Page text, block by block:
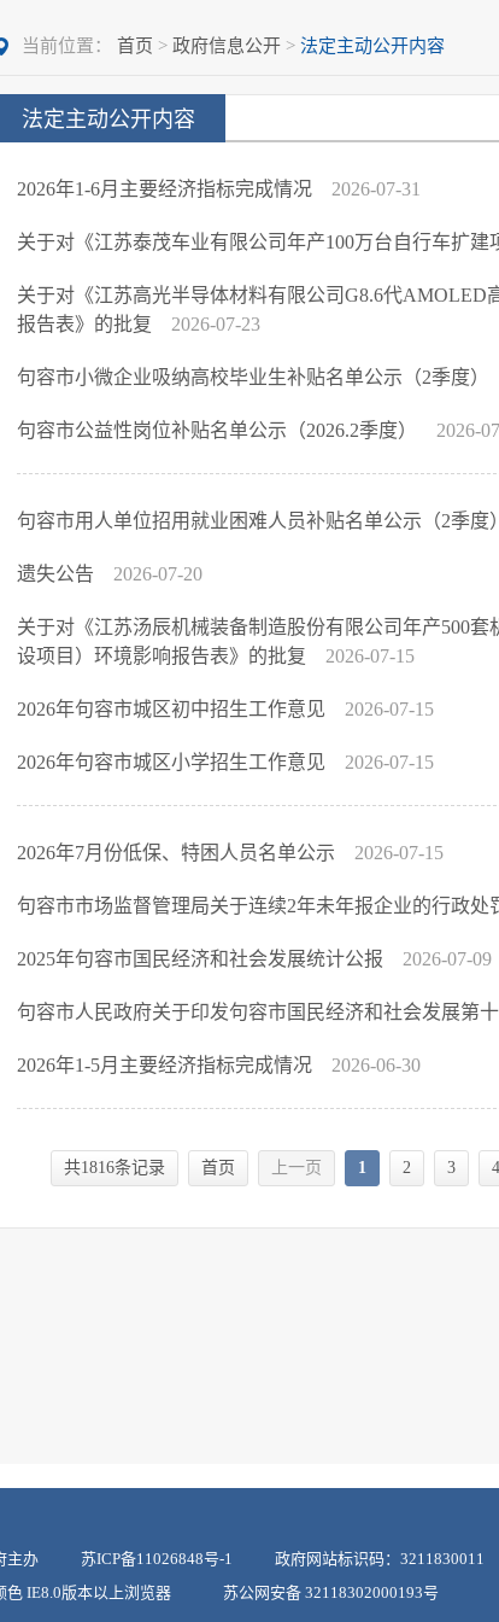
当前位置： 首页 > 政府信息公开> 法定主动公开内容
法定主动公开内容
2026年1-6月主要经济指标完成情况 2026-07-31
关于对《江苏泰茂车业有限公司年产100万台自行车扩
关于对《江苏高光半导体材料有限公司G8.6代
报告表》的批复
2026-07-23
句容市小微企业吸纳高校毕业生补贴名单公示（2季度）
句容市公益性岗位补贴名单公示（2026.2季度） 2026-
句容市用人单位招用就业困难人员补贴名单公示（2季度
遗失公告 2026-07-20
关于对《江苏汤辰机械装备制造股份有限公司年产500
设项目）环境影响报告表》的批复
2026-07-15
2026年句容市城区初中招生工作意见 2026-07-15
2026年句容市城区小学招生工作意见 2026-07-15
2026年7月份低保、特困人员名单公示 2026-07-15
句容市市场监督管理局关于连续2年未年报企业的行政处
2025年句容市国民经济和社会发展统计公报 2026-07-09
句容市人民政府关于印发句容市国民经济和社会发展第
2026年1-5月主要经济指标完成情况 2026-06-30
共1816条记录 首页 上一页 1 2 3 4
府主办 苏ICP备11026848号-1 政府网站标识码：3211830011
颜色 IE8.0版本以上浏览器
苏公网安备 32118302000193号